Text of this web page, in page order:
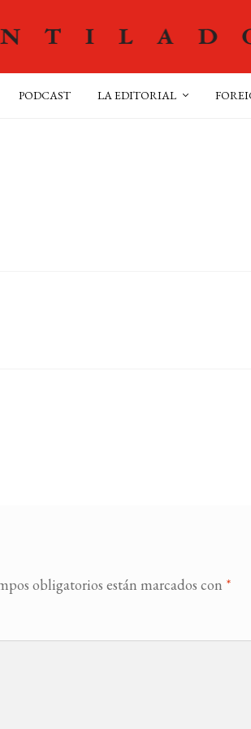
PODCAST LA EDITORIAL
obligatorios están marcados con *